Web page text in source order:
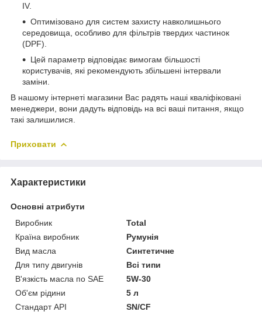
IV.
Оптимізовано для систем захисту навколишнього
середовища, особливо для фільтрів твердих частинок
(DPF).
Цей параметр відповідає вимогам більшості
користувачів, які рекомендують збільшені інтервали
заміни.
В нашому інтернеті магазини Вас радять наші кваліфіковані
менеджери, вони дадуть відповідь на всі ваші питання, якщо
такі залишилися.
Приховати
Характеристики
Основні атрибути
Виробник
Total
Країна виробник
Румунія
Вид масла
Синтетичне
Для типу двигунів
Всі типи
В'язкість масла по SAE
5W-30
Об'єм рідини
5 л
Стандарт API
SN/CF